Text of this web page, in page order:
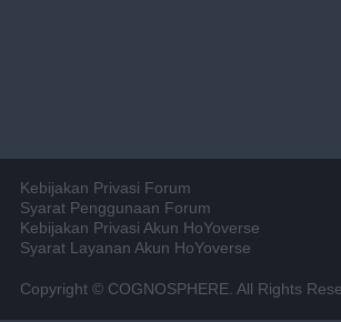
Kebijakan Privasi Forum
Syarat Penggunaan Forum
Kebijakan Privasi Akun HoYoverse
Syarat Layanan Akun HoYoverse
Copyright © COGNOSPHERE. All Rights